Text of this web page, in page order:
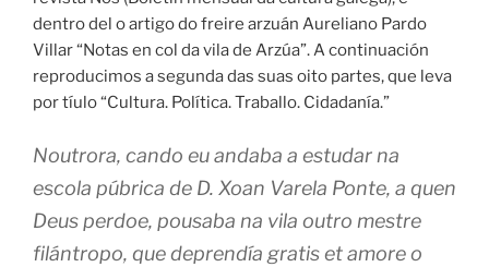
dentro del o artigo do freire arzuán Aureliano Pardo
Villar “Notas en col da vila de Arzúa”. A continuación
reproducimos a segunda das suas oito partes, que leva
por tíulo “Cultura. Política. Traballo. Cidadanía.”
Noutrora, cando eu andaba a estudar na
escola púbrica de D. Xoan Varela Ponte, a quen
Deus perdoe, pousaba na vila outro mestre
filántropo, que deprendía gratis et amore o